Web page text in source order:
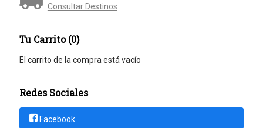
Consultar Destinos
Tu Carrito (0)
El carrito de la compra está vacío
Redes Sociales
Facebook